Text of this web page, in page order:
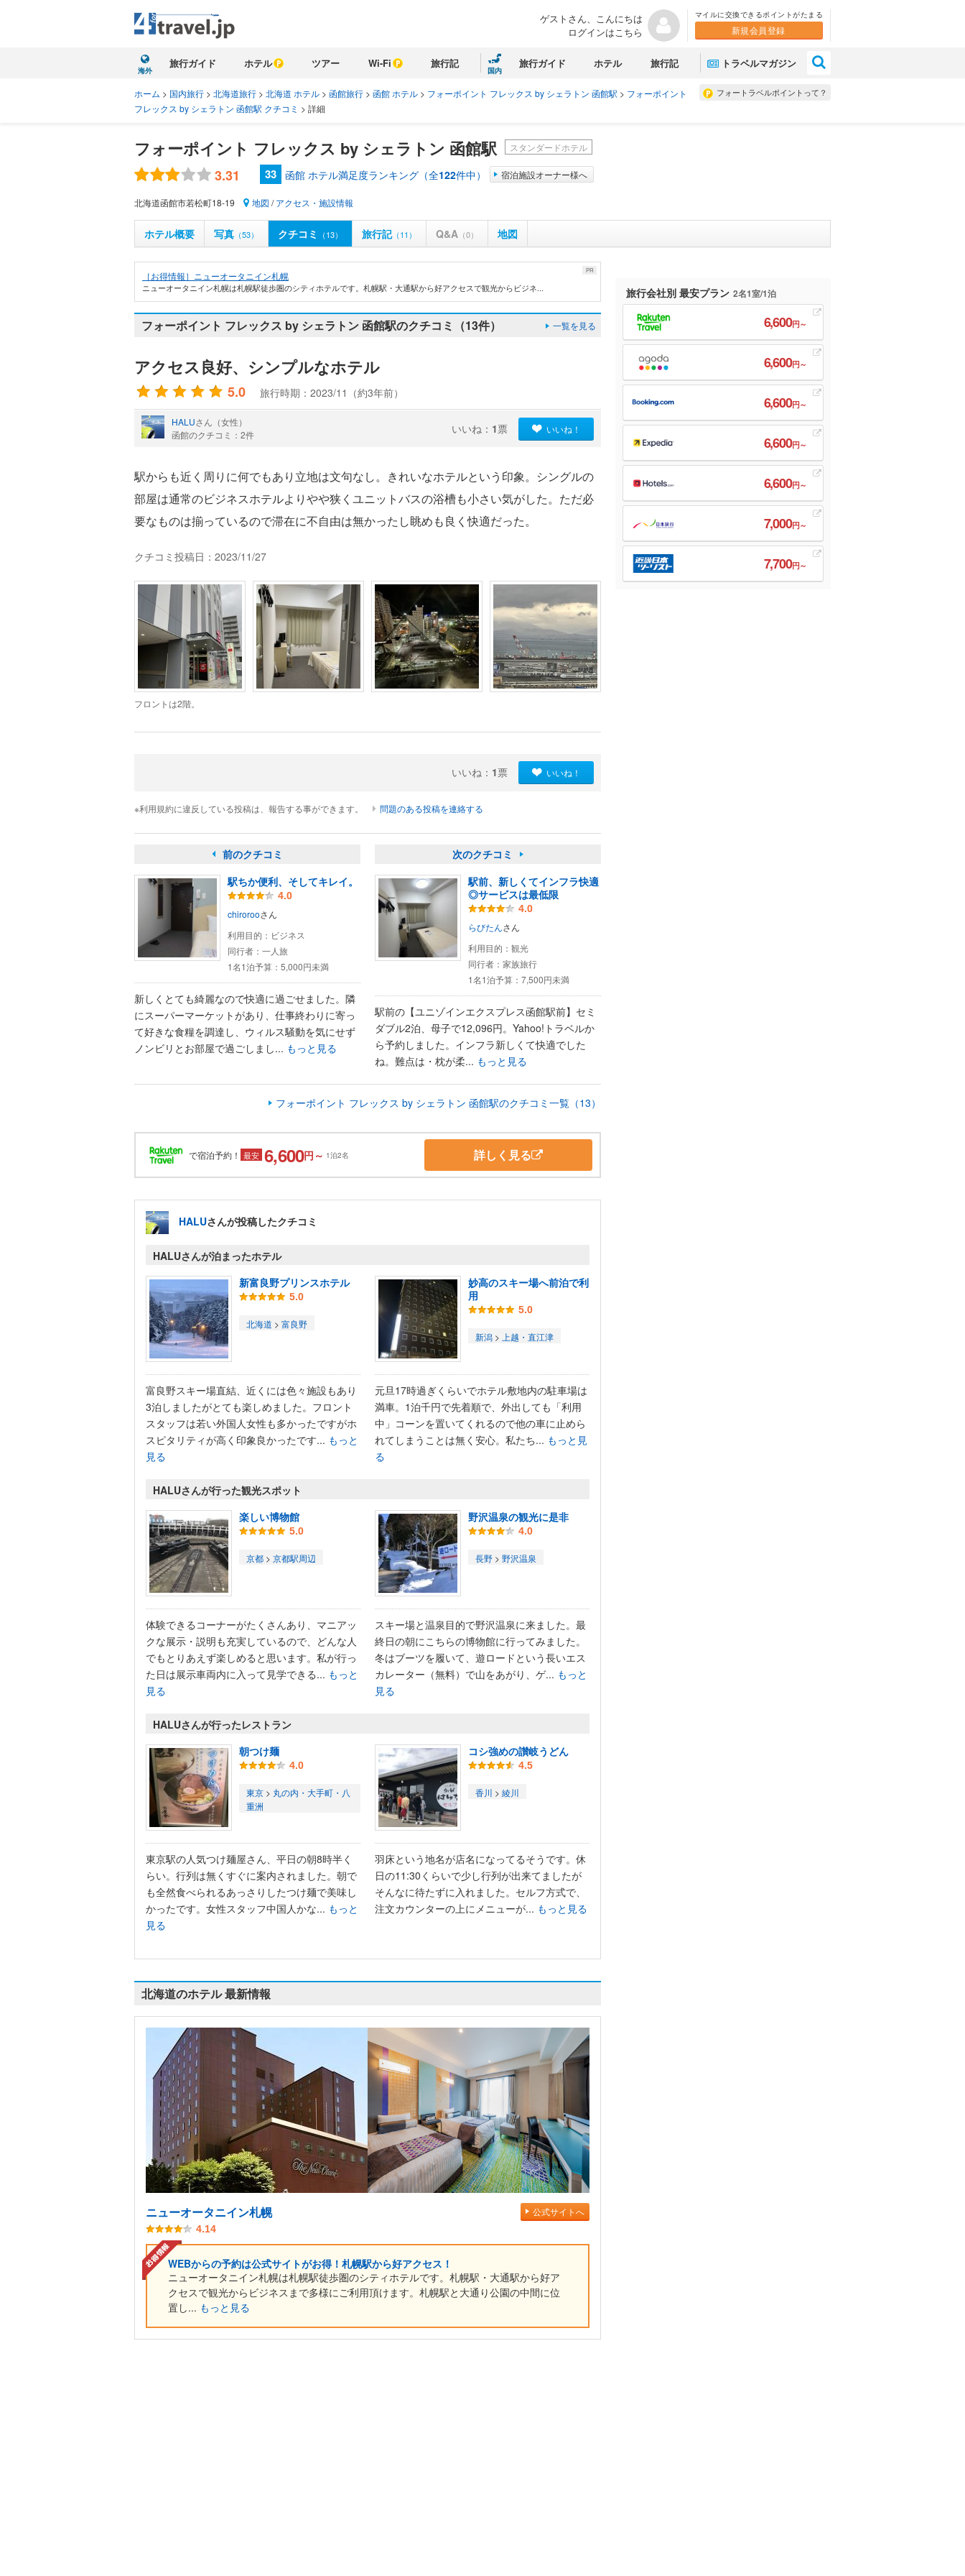
ゲストさん、こんにちは
ログインはこちら
マイルに交換できるポイントがたまる
新規会員登録
海外
旅行ガイド ホテル ツアー Wi-Fi 旅行記
国内
旅行ガイド ホテル 旅行記 トラベルマガジン
フォートラベルポイントって？
ホーム > 国内旅行 > 北海道旅行 > 北海道 ホテル > 函館旅行 > 函館 ホテル > フォーポイント フレックス by シェラトン 函館駅 > フォーポイント
フレックス by シェラトン 函館駅 クチコミ > 詳細
フォーポイント フレックス by シェラトン 函館駅 スタンダードホテル
3.31 33 函館 ホテル満足度ランキング（全122件中） 宿泊施設オーナー様へ
北海道函館市若松町18-19 地図 /アクセス・施設情報
ホテル概要 写真 （53） クチコミ （13） 旅行記（11） Q&A （0） 地図
PR
［お得情報］ニューオータニイン札幌
ニューオータニイン札幌は札幌駅徒歩圏のシティホテルです。札幌駅・大通駅から好アクセスで観光からビジネ...
フォーポイント フレックス by シェラトン 函館駅のクチコミ（13件） 一覧を見る
アクセス良好、シンプルなホテル
5.0 旅行時期：2023/11（約3年前）
HALUさん（女性）
函館のクチコミ：2件
いいね： 1票 いいね！
駅からも近く周りに何でもあり立地は文句なし。きれいなホテルという印象。シングルの
部屋は通常のビジネスホテルよりやや狭くユニットバスの浴槽も小さい気がした。ただ必
要なものは揃っているので滞在に不自由は無かったし眺めも良く快適だった。
クチコミ投稿日：2023/11/27
フロントは2階。
いいね： 1票 いいね！
※利用規約に違反している投稿は、報告する事ができます。 問題のある投稿を連絡する
前のクチコミ
駅ちか便利、そしてキレイ。
4.0
chirorooさん
利用目的： ビジネス
同行者： 一人旅
1名1泊予算： 5,000円未満
新しくとても綺麗なので快適に過ごせました。隣
にスーパーマーケットがあり、仕事終わりに寄っ
て好きな食糧を調達し、ウィルス騒動を気にせず
ノンビリとお部屋で過ごしまし... もっと見る
次のクチコミ
駅前、新しくてインフラ快適
◎サービスは最低限
4.0
らびたんさん
利用目的： 観光
同行者： 家族旅行
1名1泊予算： 7,500円未満
駅前の【ユニゾインエクスプレス函館駅前】セミ
ダブル2泊、母子で12,096円。Yahoo!トラベルか
ら予約しました。インフラ新しくて快適でした
ね。難点は・枕が柔... もっと見る
フォーポイント フレックス by シェラトン 函館駅のクチコミ一覧（13）
で宿泊予約！ 最安 6,600円～ 1泊2名 詳しく見る
HALUさんが投稿したクチコミ
HALUさんが泊まったホテル
新富良野プリンスホテル
5.0
北海道 > 富良野
富良野スキー場直結、近くには色々施設もあり
3泊しましたがとても楽しめました。フロント
スタッフは若い外国人女性も多かったですがホ
スピタリティが高く印象良かったです... もっと
見る
妙高のスキー場へ前泊で利
用
5.0
新潟 > 上越・直江津
元旦17時過ぎくらいでホテル敷地内の駐車場は
満車。1泊千円で先着順で、外出しても「利用
中」コーンを置いてくれるので他の車に止めら
れてしまうことは無く安心。私たち... もっと見
る
HALUさんが行った観光スポット
楽しい博物館
5.0
京都 > 京都駅周辺
体験できるコーナーがたくさんあり、マニアッ
クな展示・説明も充実しているので、どんな人
でもとりあえず楽しめると思います。私が行っ
た日は展示車両内に入って見学できる... もっと
見る
野沢温泉の観光に是非
4.0
長野 > 野沢温泉
スキー場と温泉目的で野沢温泉に来ました。最
終日の朝にこちらの博物館に行ってみました。
冬はブーツを履いて、遊ロードという長いエス
カレーター（無料）で山をあがり、ゲ... もっと
見る
HALUさんが行ったレストラン
朝つけ麺
4.0
東京 > 丸の内・大手町・八
重洲
東京駅の人気つけ麺屋さん、平日の朝8時半く
らい。行列は無くすぐに案内されました。朝で
も全然食べられるあっさりしたつけ麺で美味し
かったです。女性スタッフ中国人かな... もっと
見る
コシ強めの讃岐うどん
4.5
香川 > 綾川
羽床という地名が店名になってるそうです。休
日の11:30くらいで少し行列が出来てましたが
そんなに待たずに入れました。セルフ方式で、
注文カウンターの上にメニューが... もっと見る
北海道のホテル 最新情報
ニューオータニイン札幌 公式サイトへ
4.14
WEBからの予約は公式サイトがお得！札幌駅から好アクセス！
ニューオータニイン札幌は札幌駅徒歩圏のシティホテルです。札幌駅・大通駅から好ア
クセスで観光からビジネスまで多様にご利用頂けます。札幌駅と大通り公園の中間に位
置し... もっと見る
旅行会社別 最安プラン 2名1室/1泊
6,600円～
6,600円～
6,600円～
6,600円～
6,600円～
7,000円～
7,700円～